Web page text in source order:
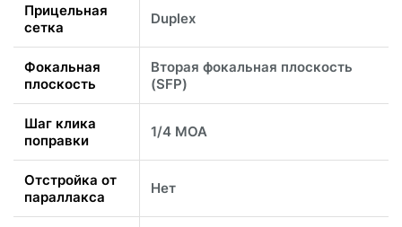
Прицельная
сетка
Duplex
Фокальная
плоскость
Вторая фокальная плоскость
(SFP)
Шаг клика
поправки
1/4 MOA
Отстройка от
параллакса
Нет